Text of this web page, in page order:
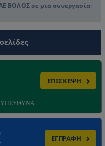
ΒΟΛΟΣ σε μια συνεργασία-
ΕΠΙΣΚΕΨΗ
ΥΠΕΥΘΥΝΑ
ΕΓΓΡΑΦΗ